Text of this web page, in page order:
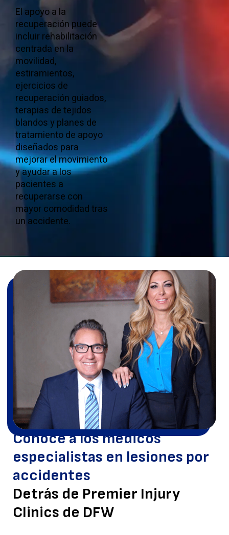
El apoyo a la
recuperación puede
incluir rehabilitación
centrada en la
movilidad,
estiramientos,
ejercicios de
recuperación guiados,
terapias de tejidos
blandos y planes de
tratamiento de apoyo
diseñados para
mejorar el movimiento
y ayudar a los
pacientes a
recuperarse con
mayor comodidad tras
un accidente.
Conoce a los médicos
especialistas en lesiones por
accidentes
Detrás de Premier Injury
Clinics de DFW